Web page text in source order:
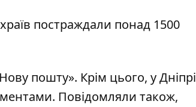
постраждали понад 1500
пошту». Крім цього, у Дніпрі
. Повідомляли також,